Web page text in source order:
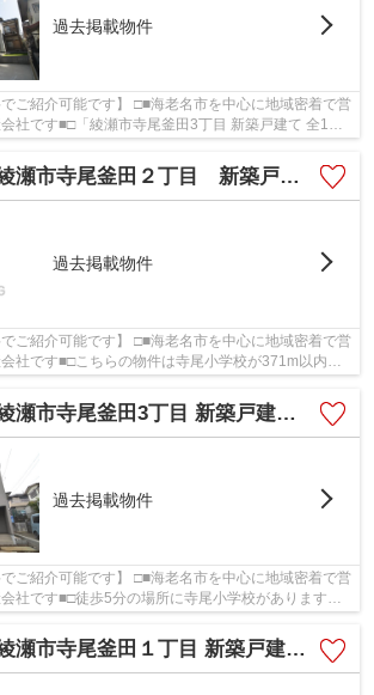
過去掲載物件
でご紹介可能です】 □■海老名市を中心に地域密着で営
社です■□「綾瀬市寺尾釜田3丁目 新築戸建て 全1棟
瀬市寺尾釜田２丁目 新築戸建て 全２棟【仲介手数料無料】
過去掲載物件
でご紹介可能です】 □■海老名市を中心に地域密着で営
社です■□こちらの物件は寺尾小学校が371m以内に
ホームは思い切って新築の戸...
瀬市寺尾釜田3丁目 新築戸建て 全1棟【仲介手数料無料】
過去掲載物件
でご紹介可能です】 □■海老名市を中心に地域密着で営
社です■□徒歩5分の場所に寺尾小学校があります。
築戸建ての物件はいかがで...
瀬市寺尾釜田１丁目 新築戸建て 全7棟【仲介手数料無料】